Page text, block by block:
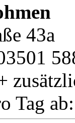
43a
Tag ab: